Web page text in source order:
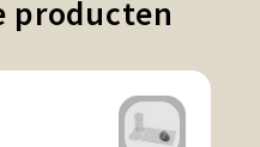
producten